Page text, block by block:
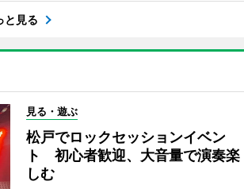
と見る
見る・遊ぶ
松戸でロックセッションイベン
ト 初心者歓迎、大音量で演奏楽
しむ